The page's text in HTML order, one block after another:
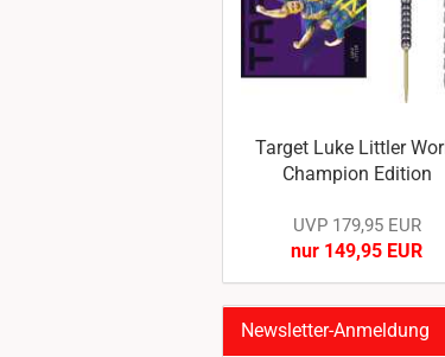
Target Luke Littler
Champion Edition
UVP 179,95 EUR
nur 149,95 EUR
Newsletter-Anmeldung